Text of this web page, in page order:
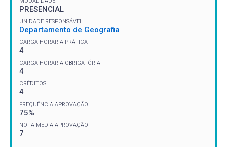
PRESENCIAL
UNIDADE RESPONSÁVEL
Departamento de Geografia
CARGA HORÁRIA PRÁTICA
4
CARGA HORÁRIA OBRIGATÓRIA
4
CRÉDITOS
4
FREQUÊNCIA APROVAÇÃO
75%
NOTA MÉDIA APROVAÇÃO
7